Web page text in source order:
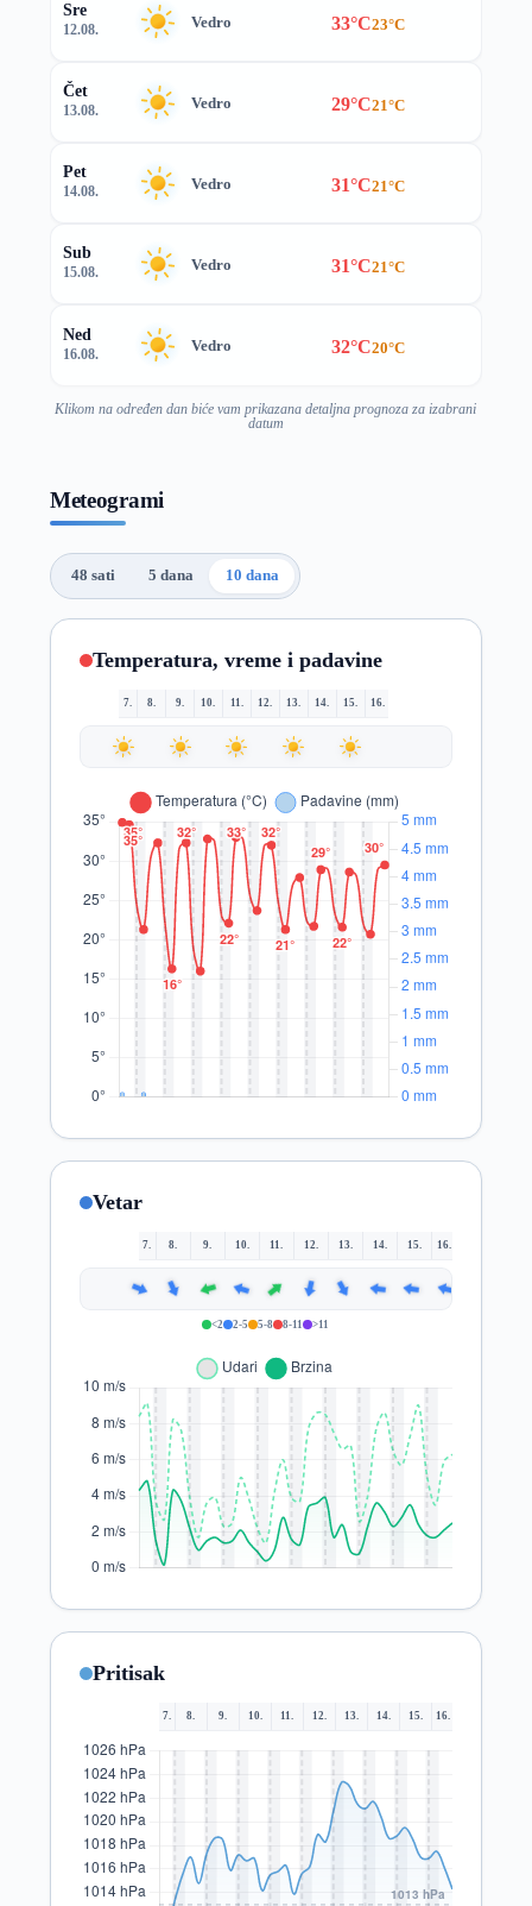
Sre
12.08. Vedro 33°C23°C
Čet
13.08. Vedro 29°C21°C
Pet
14.08. Vedro 31°C21°C
Sub
15.08. Vedro 31°C21°C
Ned
16.08. Vedro 32°C20°C
Klikom na određen dan biće vam prikazana detaljna prognoza za izabrani
datum
Meteogrami
48 sati 5 dana 10 dana
Temperatura, vreme i padavine
7. 8. 9. 10. 11. 12. 13. 14. 15. 16.
Vetar
7. 8. 9. 10. 11. 12. 13. 14. 15. 16.
Pritisak
7. 8. 9. 10. 11. 12. 13. 14. 15. 16.